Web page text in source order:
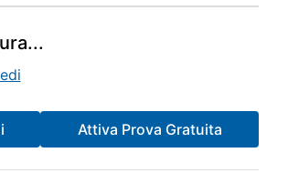
...
Attiva Prova Gratuita
n. 3 crediti formativi.
n. 2 crediti formativi.